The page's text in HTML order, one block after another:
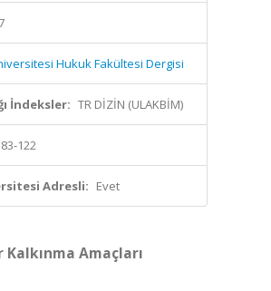
Hukuk Fakültesi Dergisi
İndeksler: TR DİZİN (ULAKBİM)
122
Adresli: Evet
Amaçları